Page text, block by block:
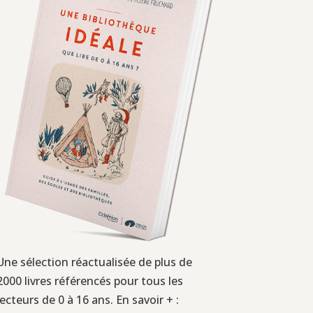
sélection réactualisée de plus de
livres référencés pour tous les
de 0 à 16 ans. En savoir + :